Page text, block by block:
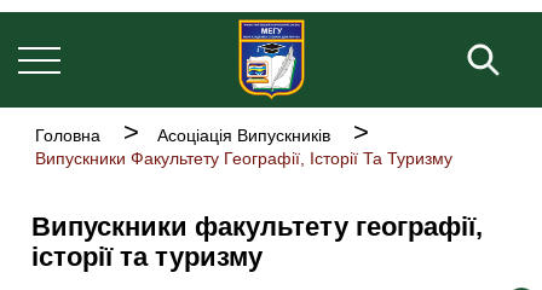
Перейти
до
основного
вмісту
Основна
Рядок
навіґації
Головна
Асоціація Випускників
Випускники Факультету Географії, Історії Та Туризму
Випускники факультету географії,
історії та туризму